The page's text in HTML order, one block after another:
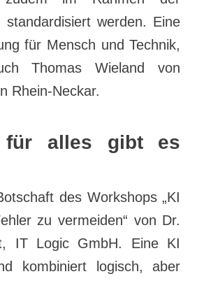
standardisiert werden. Eine
für Mensch und Technik,
Thomas Wieland von
Rhein-Neckar.
für alles gibt es
des Workshops „KI
zu vermeiden“ von Dr.
IT Logic GmbH. Eine KI
kombiniert logisch, aber